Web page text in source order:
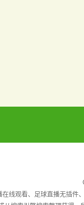
线观看、足球直播无插